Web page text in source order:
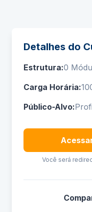
Detalhes do
Estrutura:0
Carga Horária:
Público-Alvo:
Você será